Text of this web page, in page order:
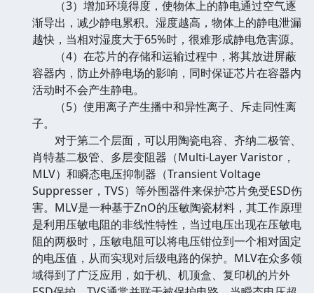
（3）增加环境得度，使物体上的静电通过空气逐
渐导出，减少静电累积。湿度越高，物体上的静电泄漏
越快，当相对湿度大于65%时，很难形成静电危害源。
（4）在芯片的存储和运输过程中，将其放进屏蔽
容器内，防止外静电场的影响，同时保证芯片在容器内
活动时不会产生静电。
（5）使用离子产生播中和异性离子、斥走同性离
子。
对于第二个层面，可以用陶瓷电容、齐纳二极管、
肖特基二极管、多层变阻器（Multi-Layer Varistor，
MLV）和瞬态电压抑制器（Transient Voltage
Suppresser，TVS）等外围器件来保护芯片免受ESD伤
害。MLV是一种基于ZnO的压敏陶瓷材料，其工作原理
是利用压敏电阻的非线性特性，当过电压出现在压敏电
阻的两极时，压敏电阻可以将电压钳位到一个相对固定
的电压值，从而实现对后级电路的保护。MLV在众多领
域得到了广泛应用，如于机、机顶盒、复印机的片外